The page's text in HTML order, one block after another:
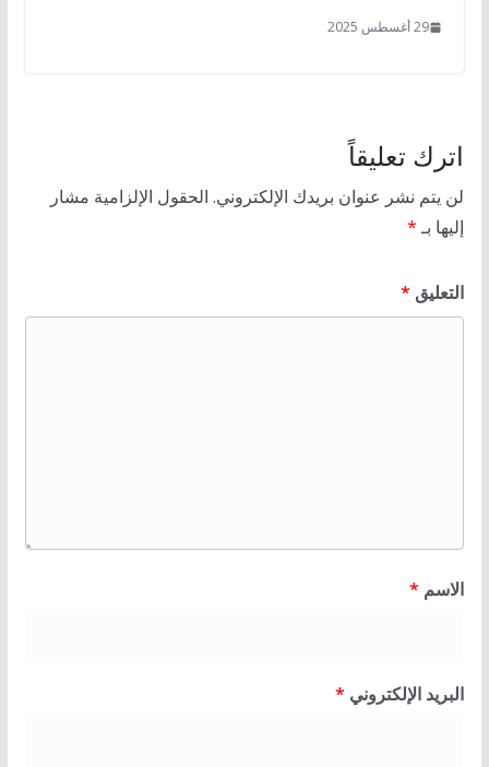
29 أغسطس 2025
اترك تعليقاً
لن يتم نشر عنوان بريدك الإلكتروني. الحقول الإلزامية مشار
إليها بـ*
التعليق *
الاسم *
البريد الإلكتروني *